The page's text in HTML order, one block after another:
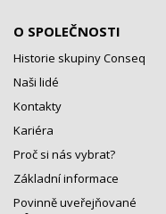
O SPOLEČNOSTI
Historie skupiny Conseq
Naši lidé
Kontakty
Kariéra
Proč si nás vybrat?
Základní informace
Povinně uveřejňované